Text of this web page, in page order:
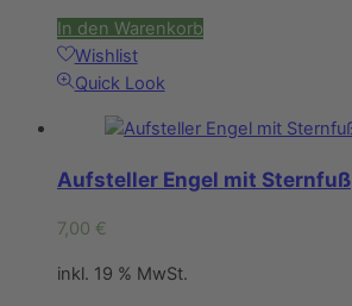
In den Warenkorb
Wishlist
Quick Look
Aufsteller Engel mit Sternfuß
7,00 €
inkl. 19 % MwSt.